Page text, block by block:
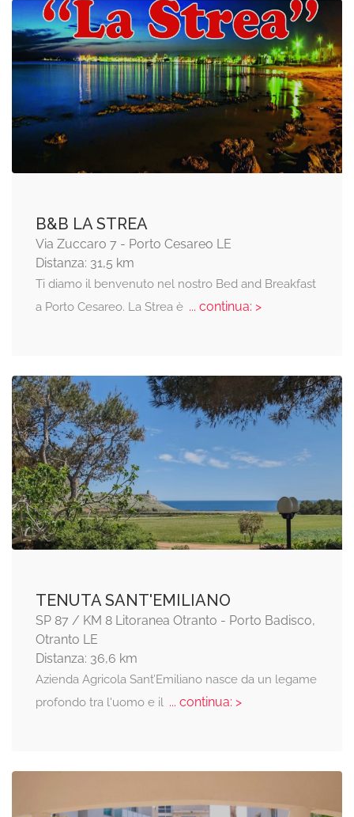
B&B LA STREA
Via Zuccaro 7 - Porto Cesareo LE
Distanza: 31,5 km
Ti diamo il benvenuto nel nostro Bed and Breakfast
a Porto Cesareo. La Strea è... continua: >
TENUTA SANT'EMILIANO
SP 87 / KM 8 Litoranea Otranto - Porto Badisco,
Otranto LE
Distanza: 36,6 km
Azienda Agricola Sant’Emiliano nasce da un legame
profondo tra l'uomo e il... continua: >